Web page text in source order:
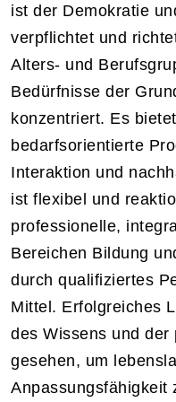
ist der Demokratie
verpflichtet und
Alters- und
Bedürfnisse der
konzentriert. Es
bedarfsorientierte
Interaktion und
ist flexibel und
professionelle,
Bereichen Bildung
durch qualifiziertes
Mittel. Erfolgreiches
des Wissens und der
gesehen, um
Anpassungsfähigkeit